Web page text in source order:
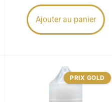
Ajouter au panier
PRIX GOLD